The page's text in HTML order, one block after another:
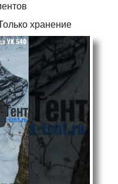
хранение